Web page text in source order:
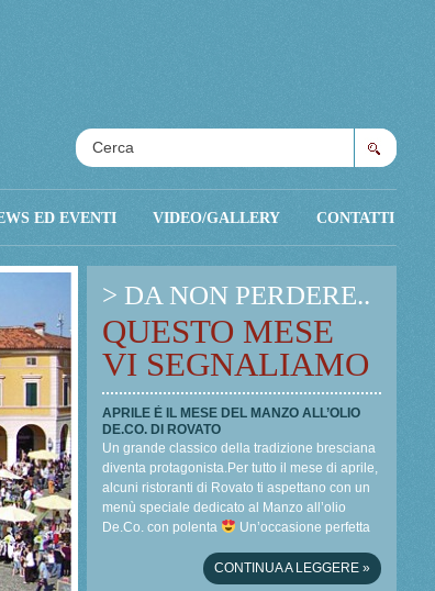
ED EVENTI VIDEO/GALLERY CONTATTI
> DA NON PERDERE..
QUESTO MESE
VI SEGNALIAMO
APRILE È IL MESE DEL MANZO ALL’OLIO
DE.CO. DI ROVATO
Un grande classico della tradizione bresciana
diventa protagonista.Per tutto il mese di aprile,
alcuni ristoranti di Rovato ti aspettano con un
menù speciale dedicato al Manzo all’olio
De.Co. con polenta
Un’occasione perfetta
CONTINUA A LEGGERE »